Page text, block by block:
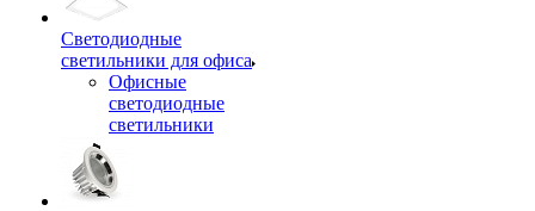
Светодиодные
светильники для офиса
Офисные
светодиодные
светильники